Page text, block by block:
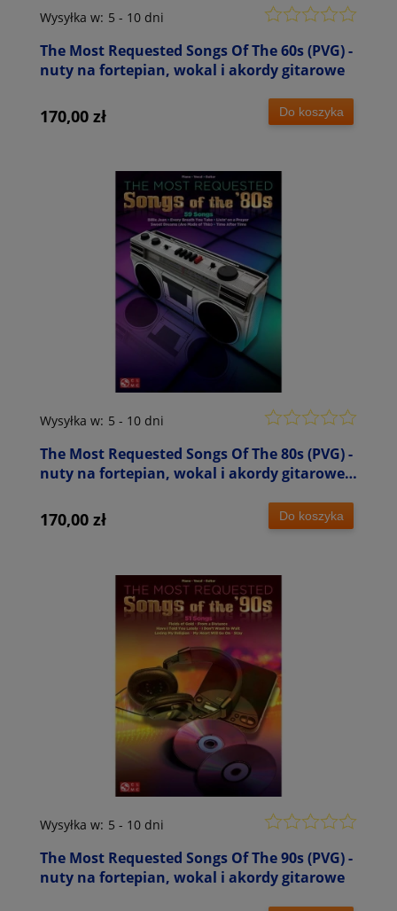
The Most Requested Songs Of The 60s (PVG) -
nuty na fortepian, wokal i akordy gitarowe
Wysyłka w: 5 - 10 dni
170,00 zł Do koszyka
The Most Requested Songs Of The 80s (PVG) -
nuty na fortepian, wokal i akordy gitarowe -
Of Us
Wysyłka w: 5 - 10 dni
170,00 zł Do koszyka
The Most Requested Songs Of The 90s (PVG) -
nuty na fortepian, wokal i akordy gitarowe
Wysyłka w: 5 - 10 dni